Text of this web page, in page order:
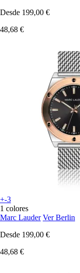
Desde 199,00 €
48,68 €
+-3
1 colores
Marc Lauder Ver Berlin
Desde 199,00 €
48,68 €